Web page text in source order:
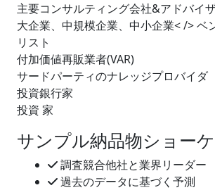
主要コンサルティング会社&アドバイ
大企業、中規模企業、中小企業< /> ベ
リスト
付加価値再販業者(VAR)
サードパーティのナレッジプロバイダ
投資銀行家
投資 家
サンプル納品物ショー
調査競合他社と業界リーダー
過去のデータに基づく予測